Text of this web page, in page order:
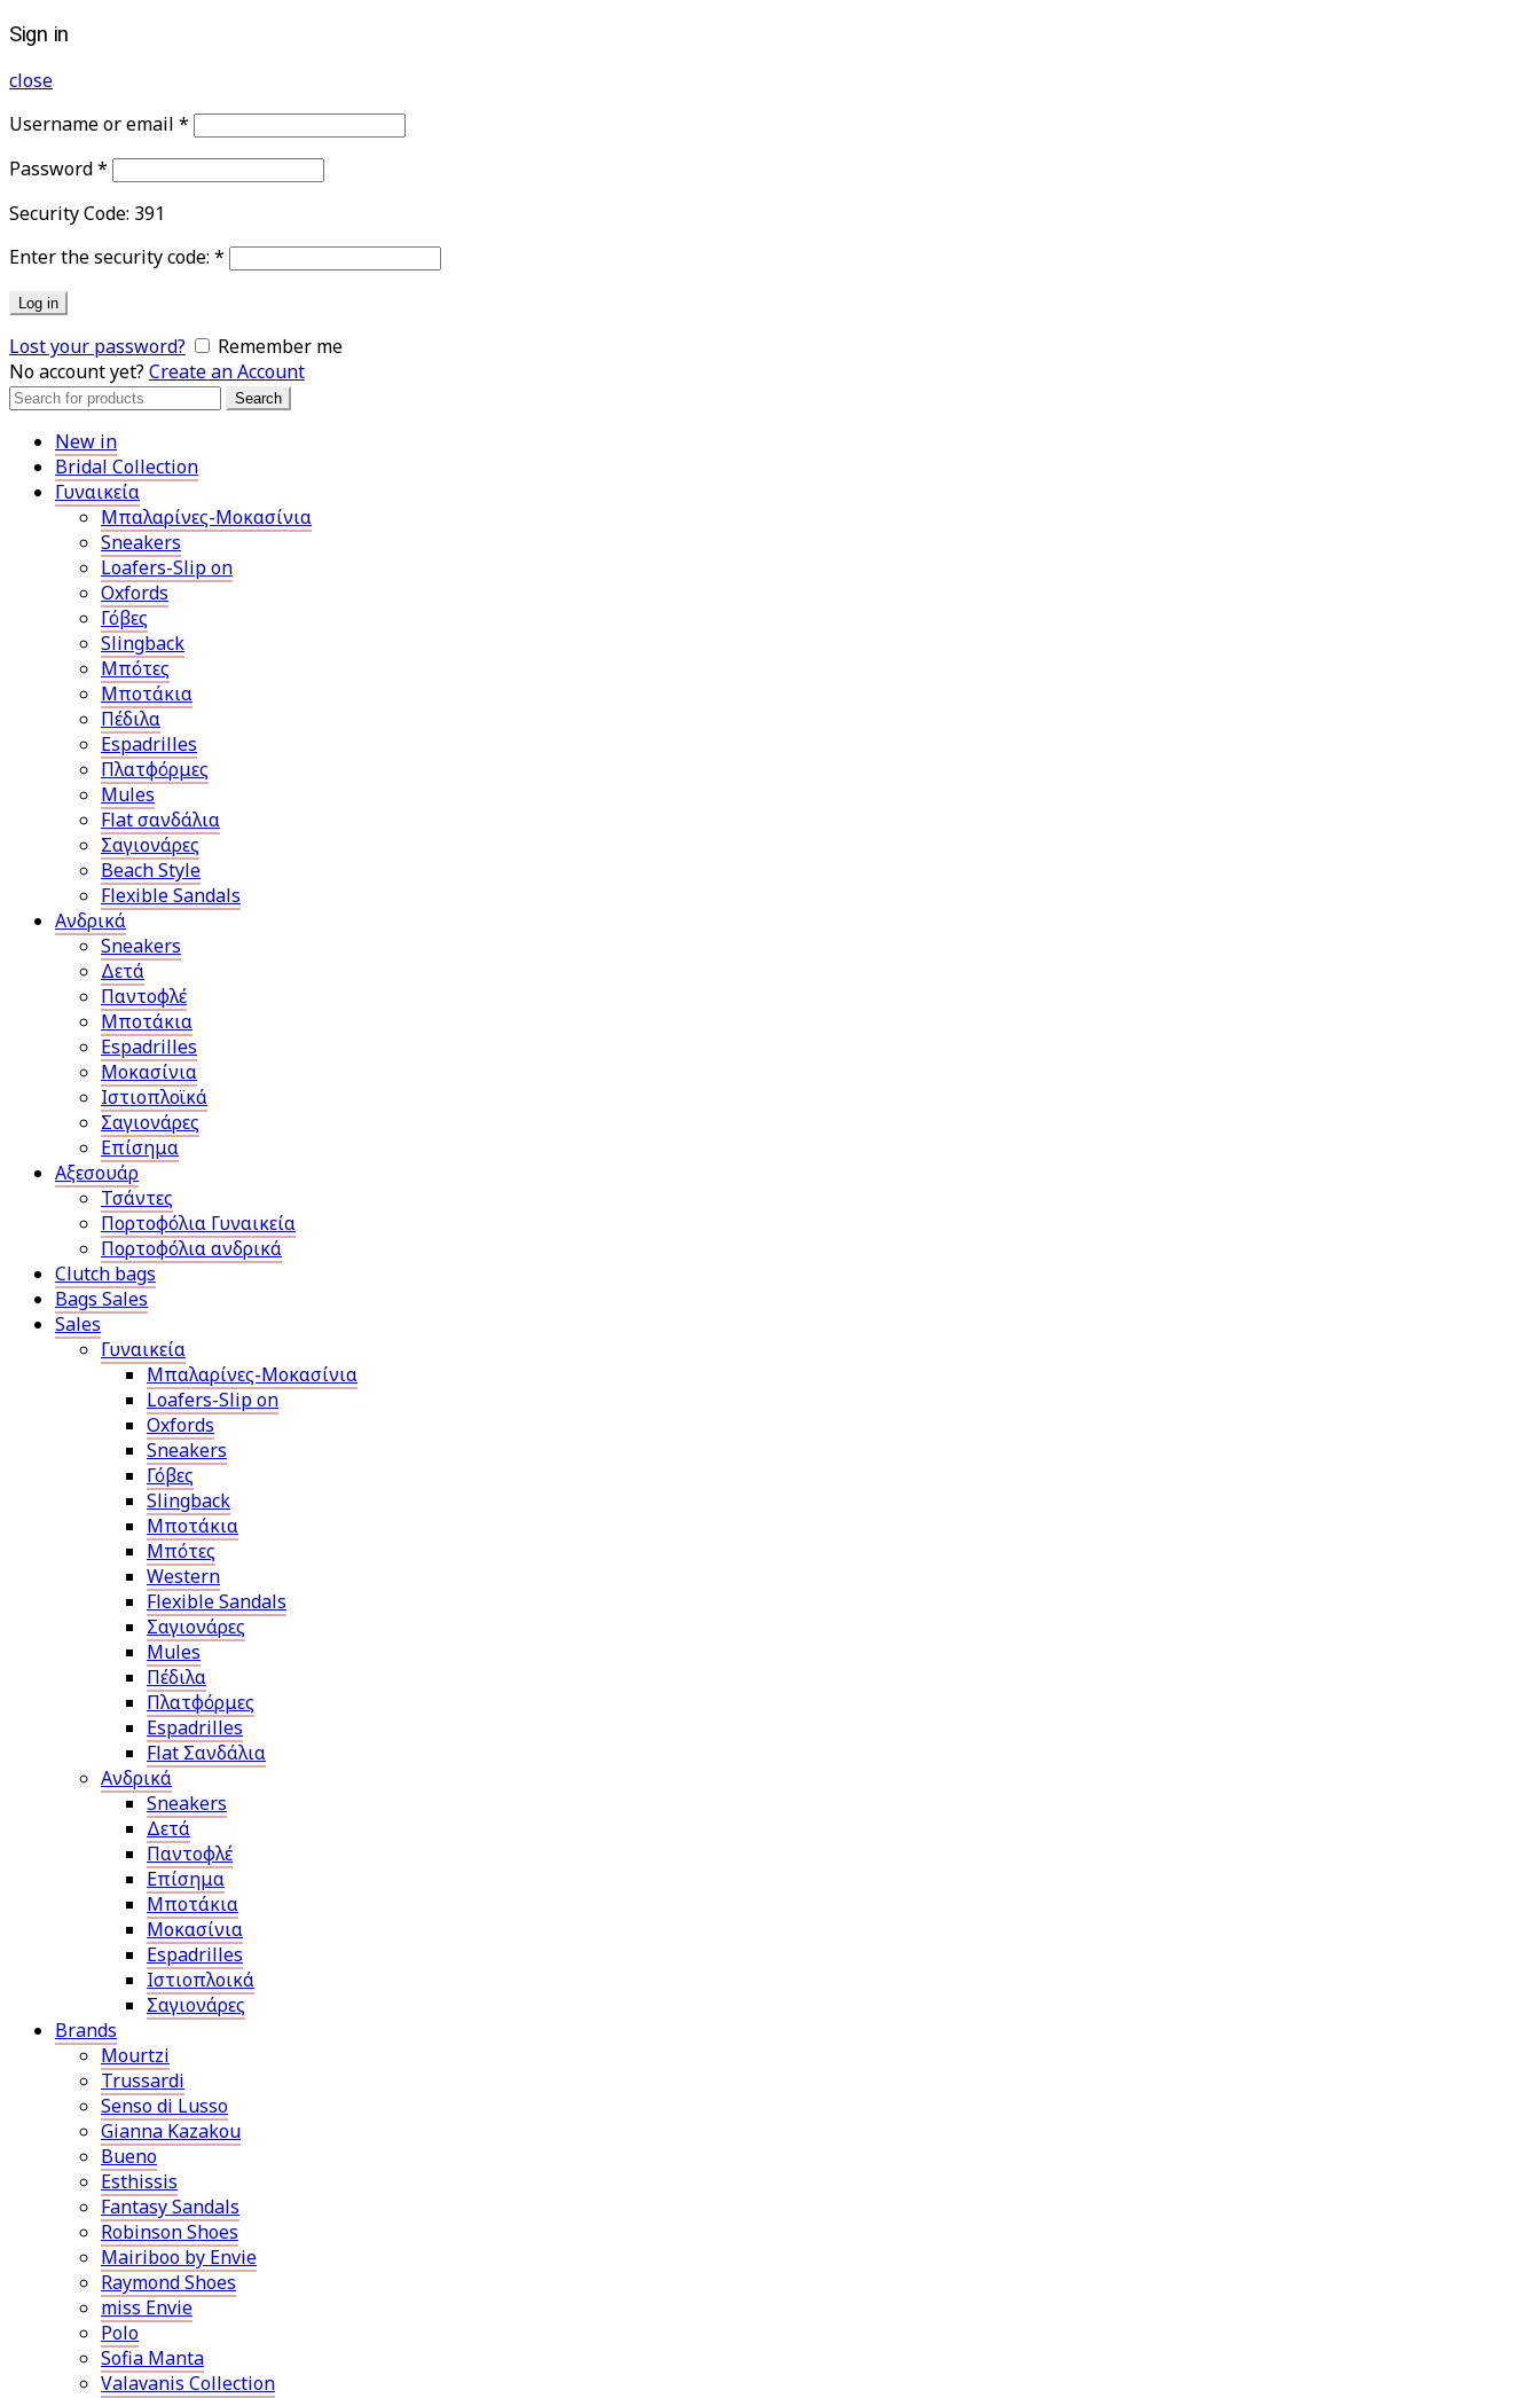
Sign in
close
Username or email *
Password*
Security Code: 391
Enter the security code: *
Log in
Lost your password?
Remember me
No account yet? Create an Account
Search
Search
New in
Bridal Collection
Γυναικεία
Μπαλαρίνες-Μοκασίνια
Sneakers
Loafers-Slip on
Oxfords
Γόβες
Slingback
Μπότες
Μποτάκια
Πέδιλα
Espadrilles
Πλατφόρμες
Mules
Flat σανδάλια
Σαγιονάρες
Beach Style
Flexible Sandals
Ανδρικά
Sneakers
Δετά
Παντοφλέ
Μποτάκια
Espadrilles
Μοκασίνια
Ιστιοπλοϊκά
Σαγιονάρες
Επίσημα
Αξεσουάρ
Τσάντες
Πορτοφόλια Γυναικεία
Πορτοφόλια ανδρικά
Clutch bags
Bags Sales
Sales
Γυναικεία
Μπαλαρίνες-Μοκασίνια
Loafers-Slip on
Oxfords
Sneakers
Γόβες
Slingback
Μποτάκια
Μπότες
Western
Flexible Sandals
Σαγιονάρες
Mules
Πέδιλα
Πλατφόρμες
Espadrilles
Flat Σανδάλια
Ανδρικά
Sneakers
Δετά
Παντοφλέ
Επίσημα
Μποτάκια
Μοκασίνια
Espadrilles
Ιστιοπλοικά
Σαγιονάρες
Brands
Mourtzi
Trussardi
Senso di Lusso
Gianna Kazakou
Bueno
Esthissis
Fantasy Sandals
Robinson Shoes
Mairiboo by Envie
Raymond Shoes
miss Envie
Polo
Sofia Manta
Valavanis Collection